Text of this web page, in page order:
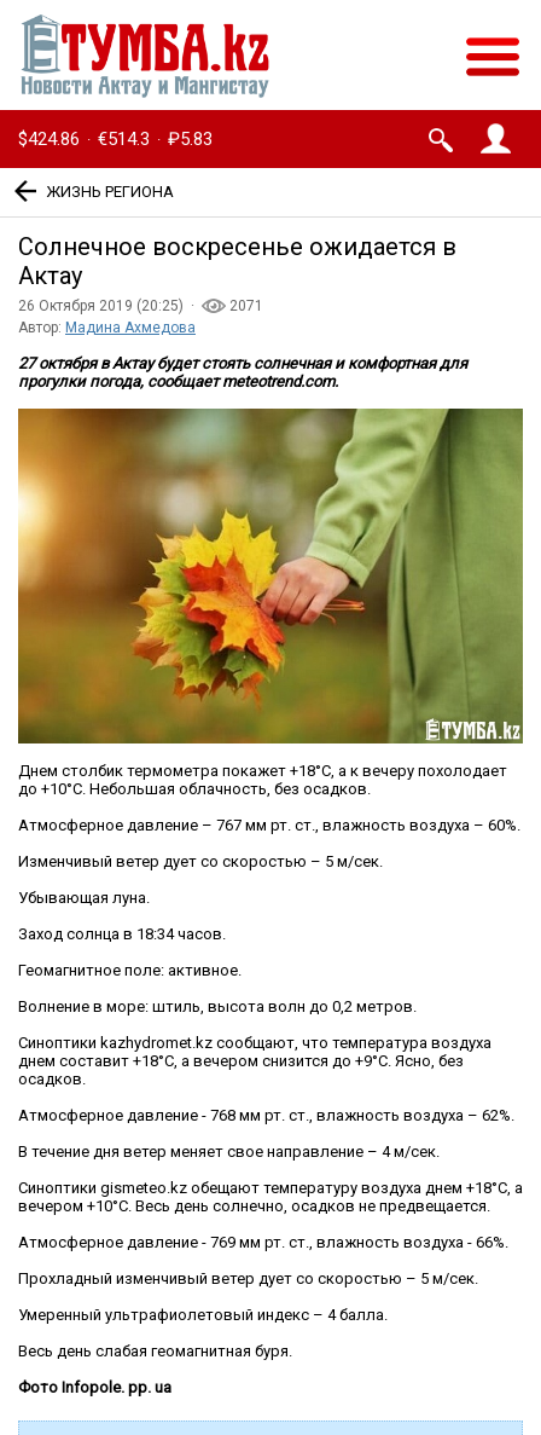
$424.86 · €514.3 · ₽5.83
ЖИЗНЬ РЕГИОНА
Солнечное воскресенье ожидается в
Актау
26 Октября 2019 (20:25) ·
2071
Автор: Мадина Ахмедова
27 октября в Актау будет стоять солнечная и комфортная для
прогулки погода, сообщает meteotrend.com.
Днем столбик термометра покажет +18°C, а к вечеру похолодает
до +10°C. Небольшая облачность, без осадков.
Атмосферное давление – 767 мм рт. ст., влажность воздуха – 60%.
Изменчивый ветер дует со скоростью – 5 м/сек.
Убывающая луна.
Заход солнца в 18:34 часов.
Геомагнитное поле: активное.
Волнение в море: штиль, высота волн до 0,2 метров.
Синоптики kazhydromet.kz сообщают, что температура воздуха
днем составит +18°C, а вечером снизится до +9°C. Ясно, без
осадков.
Атмосферное давление - 768 мм рт. ст., влажность воздуха – 62%.
В течение дня ветер меняет свое направление – 4 м/сек.
Синоптики gismeteo.kz обещают температуру воздуха днем +18°C, а
вечером +10°C. Весь день солнечно, осадков не предвещается.
Атмосферное давление - 769 мм рт. ст., влажность воздуха - 66%.
Прохладный изменчивый ветер дует со скоростью – 5 м/сек.
Умеренный ультрафиолетовый индекс – 4 балла.
Весь день слабая геомагнитная буря.
Фото Infopole. pp. ua